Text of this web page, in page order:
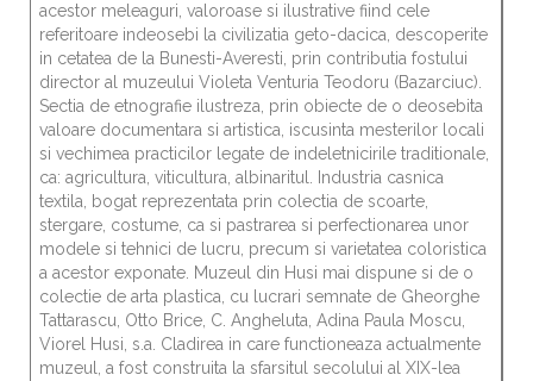
acestor meleaguri, valoroase si ilustrative fiind cele
referitoare indeosebi la civilizatia geto-dacica, descoperite
in cetatea de la Bunesti-Averesti, prin contributia fostului
director al muzeului Violeta Venturia Teodoru (Bazarciuc).
Sectia de etnografie ilustreza, prin obiecte de o deosebita
valoare documentara si artistica, iscusinta mesterilor locali
si vechimea practicilor legate de indeletnicirile traditionale,
ca: agricultura, viticultura, albinaritul. Industria casnica
textila, bogat reprezentata prin colectia de scoarte,
stergare, costume, ca si pastrarea si perfectionarea unor
modele si tehnici de lucru, precum si varietatea coloristica
a acestor exponate. Muzeul din Husi mai dispune si de o
colectie de arta plastica, cu lucrari semnate de Gheorghe
Tattarascu, Otto Brice, C. Angheluta, Adina Paula Moscu,
Viorel Husi, s.a. Cladirea in care functioneaza actualmente
muzeul, a fost construita la sfarsitul secolului al XIX-lea